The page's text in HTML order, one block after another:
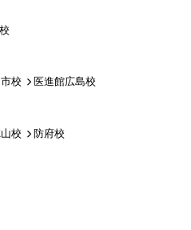
校 医進館広島校
校 防府校